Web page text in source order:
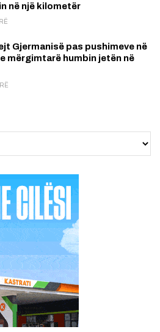
në një kilometër
Gjermanisë pas pushimeve në
mërgimtarë humbin jetën në